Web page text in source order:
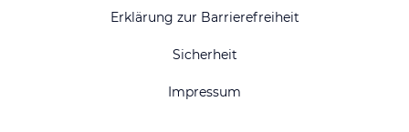
Erklärung zur Barrierefreiheit
Sicherheit
Impressum